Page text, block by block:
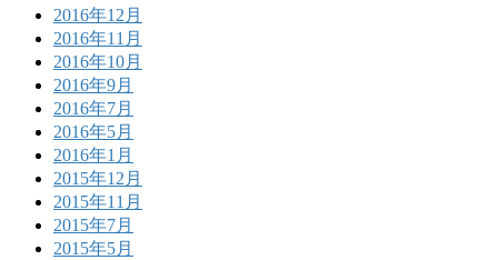
2016年12月
2016年11月
2016年10月
2016年9月
2016年7月
2016年5月
2016年1月
2015年12月
2015年11月
2015年7月
2015年5月